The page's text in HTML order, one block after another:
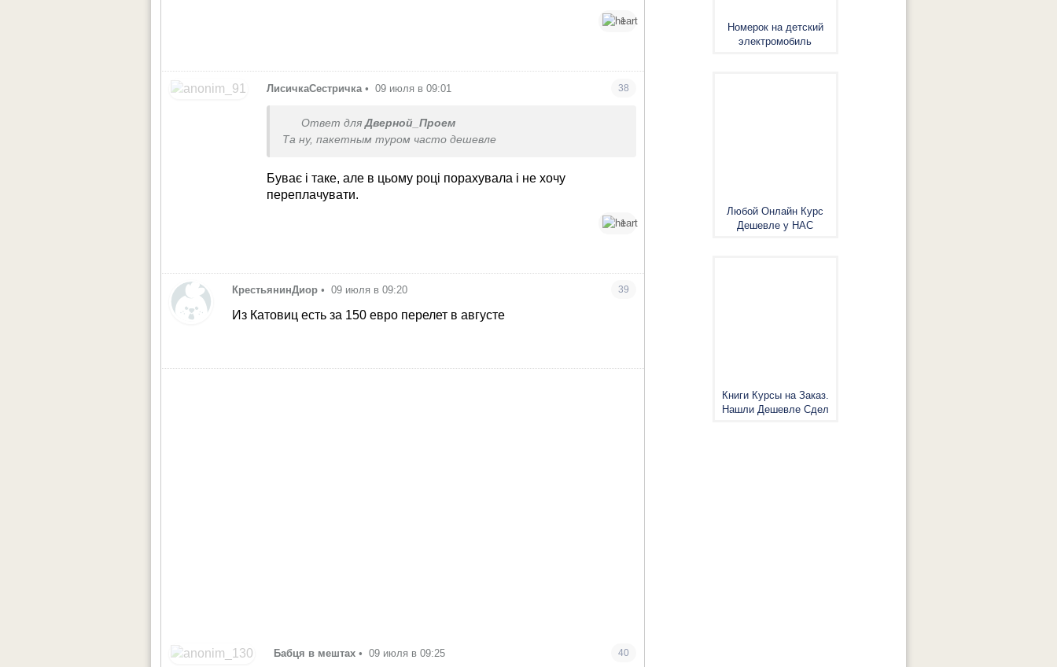
1
ЛисичкаСестричка • 09 июля в 09:01 38
Ответ для Дверной_Проем
Та ну, пакетным туром часто дешевле
Буває і таке, але в цьому році порахувала і не хочу
переплачувати.
1
КрестьянинДиор • 09 июля в 09:20 39
Из Катовиц есть за 150 евро перелет в августе
Бабця в мештах • 09 июля в 09:25 40
Номерок на детский
электромобиль
Любой Онлайн Курс
Дешевле у НАС
Книги Курсы на Заказ.
Нашли Дешевле Сдел